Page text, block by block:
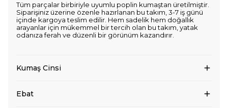
Tüm parçalar birbiriyle uyumlu poplin kumaştan üretilmiştir.
Siparişiniz üzerine özenle hazırlanan bu takım, 3-7 iş günü
içinde kargoya teslim edilir. Hem sadelik hem doğallık
arayanlar için mükemmel bir tercih olan bu takım, yatak
odanıza ferah ve düzenli bir görünüm kazandırır.
Kumaş Cinsi
Ebat